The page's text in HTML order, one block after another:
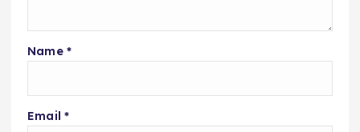
Name *
Email *